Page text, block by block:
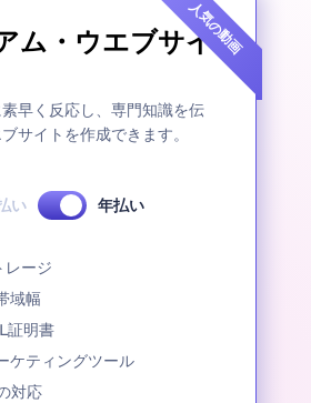
ム・ウエブサイ
早く反応し、専門知識を伝
サイトを作成できます。
い 年払い
ージ
域幅
証明書
ケティングツール
対応
人気の動画